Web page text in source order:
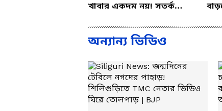
খাবার একদম নয়! সতর্ক
অন্যান্য ভিডিও